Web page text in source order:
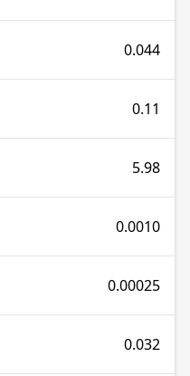
0.044
0.11
5.98
0.0010
0.00025
0.032